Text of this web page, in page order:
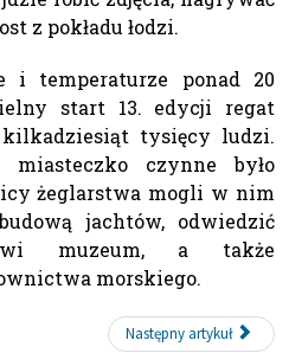
z pokładu łodzi.
i temperaturze ponad 20
start 13. edycji regat
kilkadziesiąt tysięcy ludzi.
miasteczko czynne było
żeglarstwa mogli w nim
jachtów, odwiedzić
muzeum, a także
morskiego.
Następny artykuł